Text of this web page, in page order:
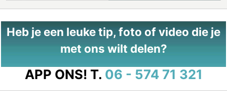
Heb je een leuke tip, foto of video die je
met ons wilt delen?
APP ONS! T. 06 - 574 71 321